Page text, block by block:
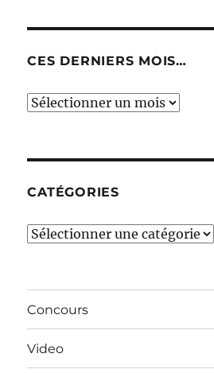
CES DERNIERS MOIS…
Ces
CATÉGORIES
Catégories
Concours
Video